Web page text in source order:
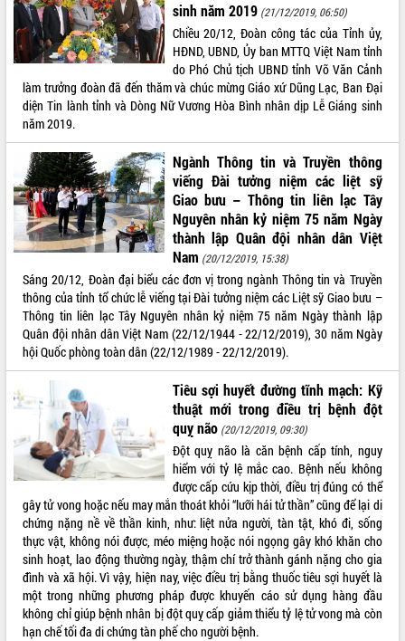
sinh năm 2019 (21/12/2019, 06:50)
Chiều 20/12, Đoàn công tác của Tỉnh ủy,
HĐND, UBND, Ủy ban MTTQ Việt Nam tỉnh
do Phó Chủ tịch UBND tỉnh Võ Văn Cảnh
làm trưởng đoàn đã đến thăm và chúc mừng Giáo xứ Dũng Lạc, Ban Đại
diện Tin lành tỉnh và Dòng Nữ Vương Hòa Bình nhân dịp Lễ Giáng sinh
năm 2019.
Ngành Thông tin và Truyền thông
viếng Đài tưởng niệm các liệt sỹ
Giao bưu – Thông tin liên lạc Tây
Nguyên nhân kỷ niệm 75 năm Ngày
thành lập Quân đội nhân dân Việt
Nam (20/12/2019, 15:38)
Sáng 20/12, Đoàn đại biểu các đơn vị trong ngành Thông tin và Truyền
thông của tỉnh tổ chức lễ viếng tại Đài tưởng niệm các Liệt sỹ Giao bưu –
Thông tin liên lạc Tây Nguyên nhân kỷ niệm 75 năm Ngày thành lập
Quân đội nhân dân Việt Nam (22/12/1944 - 22/12/2019), 30 năm Ngày
hội Quốc phòng toàn dân (22/12/1989 - 22/12/2019).
Tiêu sợi huyết đường tĩnh mạch: Kỹ
thuật mới trong điều trị bệnh đột
quỵ não (20/12/2019, 09:30)
Đột quỵ não là căn bệnh cấp tính, nguy
hiểm với tỷ lệ mắc cao. Bệnh nếu không
được cấp cứu kịp thời, điều trị đúng có thể
gây tử vong hoặc nếu may mắn thoát khỏi “lưỡi hái tử thần” cũng để lại di
chứng nặng nề về thần kinh, như: liệt nửa người, tàn tật, khó đi, sống
thực vật, không nói được, méo miệng hoặc nói ngọng gây khó khăn cho
sinh hoạt, lao động thường ngày, thậm chí trở thành gánh nặng cho gia
đình và xã hội. Vì vậy, hiện nay, việc điều trị bằng thuốc tiêu sợi huyết là
một trong những phương pháp được khuyến cáo sử dụng hàng đầu
không chỉ giúp bệnh nhân bị đột quỵ cấp giảm thiểu tỷ lệ tử vong mà còn
hạn chế tối đa di chứng tàn phế cho người bệnh.